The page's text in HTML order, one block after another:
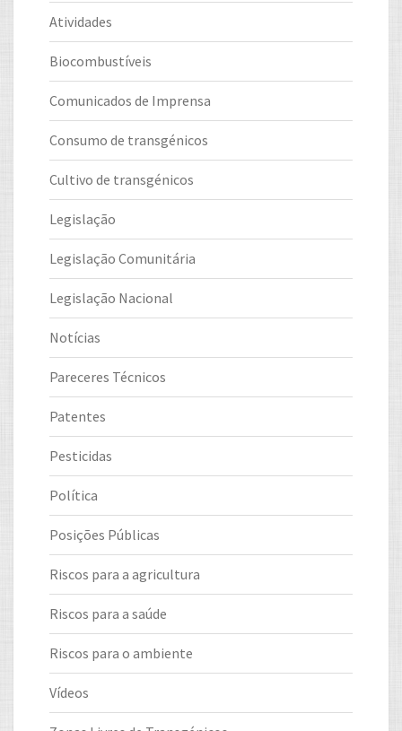
Atividades
Biocombustíveis
Comunicados de Imprensa
Consumo de transgénicos
Cultivo de transgénicos
Legislação
Legislação Comunitária
Legislação Nacional
Notícias
Pareceres Técnicos
Patentes
Pesticidas
Política
Posições Públicas
Riscos para a agricultura
Riscos para a saúde
Riscos para o ambiente
Vídeos